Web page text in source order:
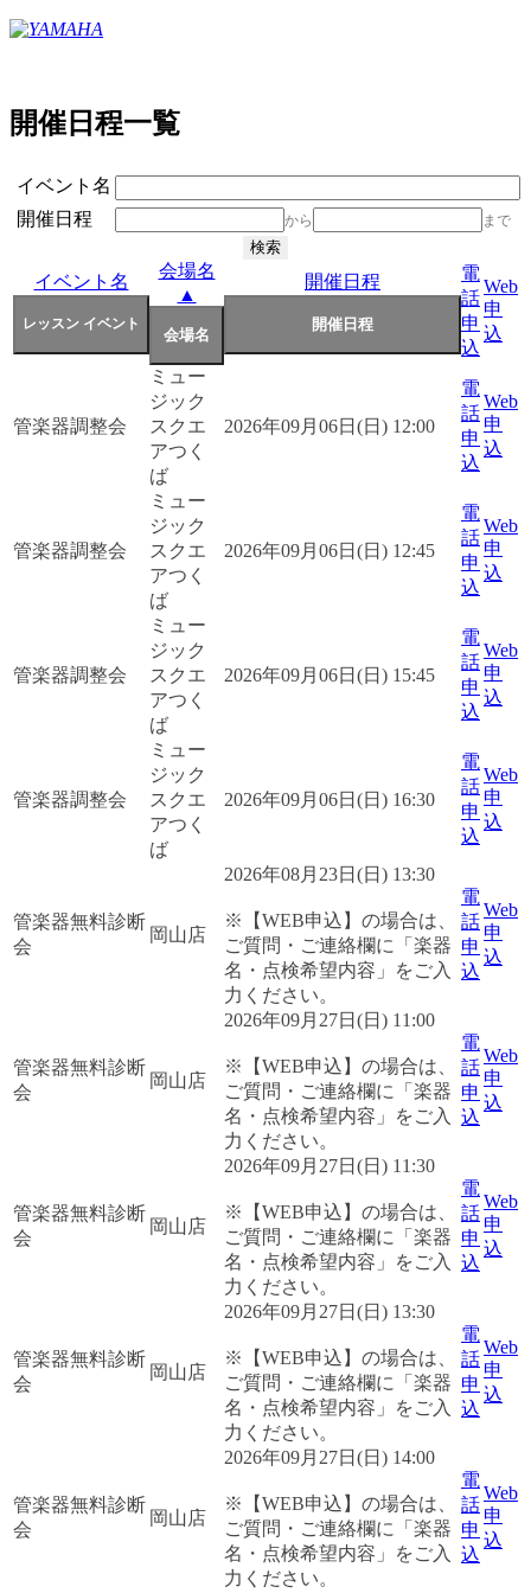
開催日程一覧
イベント名
開催日程
から まで
イベント名
会場名
▲
開催日程
電
話
申
込
Web
申
込
管楽器調整会
ミュー
ジック
スクエ
アつく
ば
2026年09月06日(日) 12:00
電
話
申
込
Web
申
込
管楽器調整会
ミュー
ジック
スクエ
アつく
ば
2026年09月06日(日) 12:45
電
話
申
込
Web
申
込
管楽器調整会
ミュー
ジック
スクエ
アつく
ば
2026年09月06日(日) 15:45
電
話
申
込
Web
申
込
管楽器調整会
ミュー
ジック
スクエ
アつく
ば
2026年09月06日(日) 16:30
電
話
申
込
Web
申
込
管楽器無料診断
会
岡山店
2026年08月23日(日) 13:30
※【WEB申込】の場合は、
ご質問・ご連絡欄に「楽器
名・点検希望内容」をご入
力ください。
電
話
申
込
Web
申
込
管楽器無料診断
会
岡山店
2026年09月27日(日) 11:00
※【WEB申込】の場合は、
ご質問・ご連絡欄に「楽器
名・点検希望内容」をご入
力ください。
電
話
申
込
Web
申
込
管楽器無料診断
会
岡山店
2026年09月27日(日) 11:30
※【WEB申込】の場合は、
ご質問・ご連絡欄に「楽器
名・点検希望内容」をご入
力ください。
電
話
申
込
Web
申
込
管楽器無料診断
会
岡山店
2026年09月27日(日) 13:30
※【WEB申込】の場合は、
ご質問・ご連絡欄に「楽器
名・点検希望内容」をご入
力ください。
電
話
申
込
Web
申
込
管楽器無料診断
会
岡山店
2026年09月27日(日) 14:00
※【WEB申込】の場合は、
ご質問・ご連絡欄に「楽器
名・点検希望内容」をご入
力ください。
電
話
申
込
Web
申
込